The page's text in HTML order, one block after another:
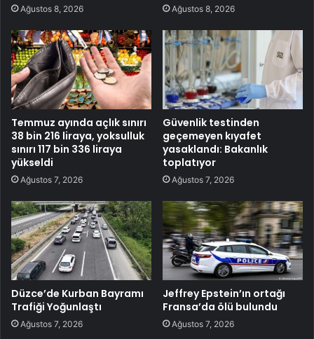
Ağustos 8, 2026 Ağustos 8, 2026
Temmuz ayında açlık sınırı
38 bin 216 liraya, yoksulluk
sınırı 117 bin 336 liraya
yükseldi
Ağustos 7, 2026
Güvenlik testinden
geçemeyen kıyafet
yasaklandı: Bakanlık
toplatıyor
Ağustos 7, 2026
Düzce’de Kurban Bayramı
Trafiği Yoğunlaştı
Ağustos 7, 2026
Jeffrey Epstein’ın ortağı
Fransa’da ölü bulundu
Ağustos 7, 2026